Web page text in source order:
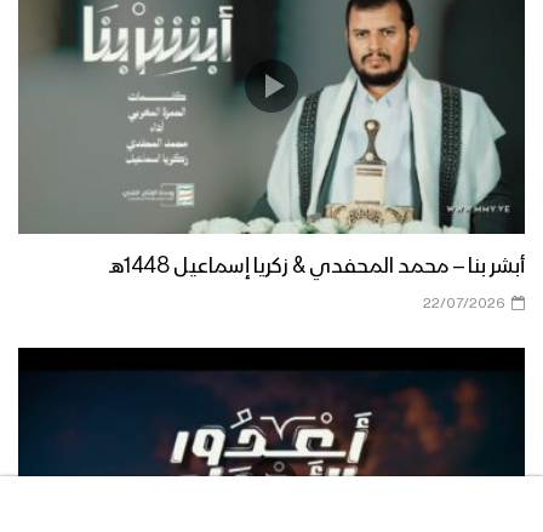
أبشر بنا – محمد المحفدي & زكريا إسماعيل 1448هـ
22/07/2026